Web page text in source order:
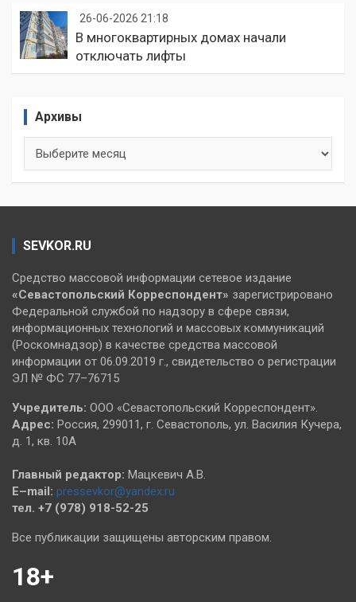
26-06-2026 21:18
В многоквартирных домах начали
отключать лифты
Архивы
SEVKOR.RU
Средство массовой информации сетевое издание
«Севастопольский Корреспондент» зарегистрировано
Федеральной службой по надзору в сфере связи,
информационных технологий и массовых коммуникаций
(Роскомнадзор) в качестве средства массовой
информации от 06.09.2019 г., свидетельство о регистрации
ЭЛ № ФС 77–76715
Учредитель: ООО «Севастопольский Корреспондент».
Адрес: Россия, 299011, г. Севастополь, ул. Василия Кучера,
д. 1, кв. 10А
Главный редактор: Мацкевич А.В.
E–mail: pressevkor@yandex.ru
тел. +7 (978) 918-52-25
Все публикации защищены авторским правом.
18+